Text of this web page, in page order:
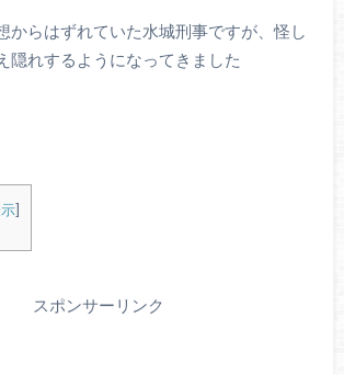
からはずれていた水城刑事ですが、怪し
隠れするようになってきました
]
スポンサーリンク